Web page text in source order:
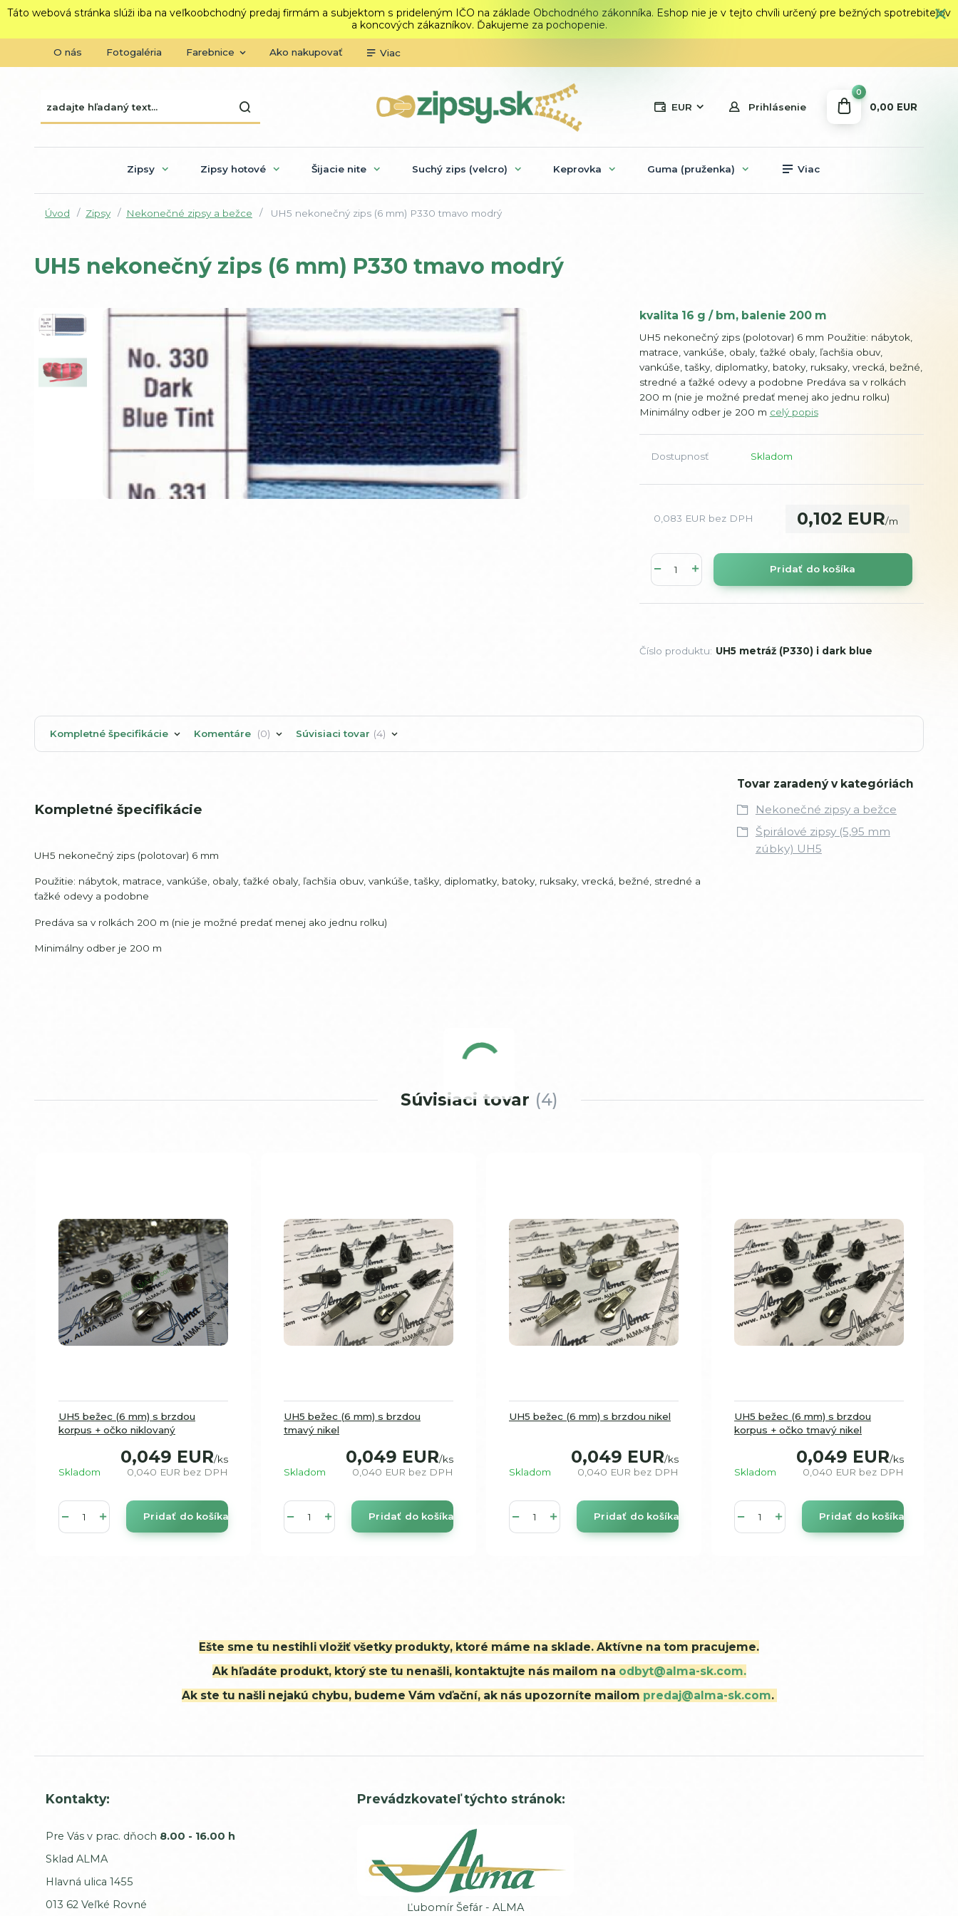
Táto webová stránka slúži iba na veľkoobchodný predaj firmám a subjektom s prideleným IČO na základe Obchodného zákonníka. Eshop nie je v tejto chvíli určený pre bežných spotrebiteľov
a koncových zákazníkov. Ďakujeme za pochopenie.
O nás Fotogaléria Farebnice Ako nakupovať Viac
EUR Prihlásenie
0
0,00 EUR
Zipsy Zipsy hotové Šijacie nite Suchý zips (velcro) Keprovka Guma (pruženka) Viac
Úvod Zipsy Nekonečné zipsy a bežce UH5 nekonečný zips (6 mm) P330 tmavo modrý
UH5 nekonečný zips (6 mm) P330 tmavo modrý
kvalita 16 g / bm, balenie 200 m
UH5 nekonečný zips (polotovar) 6 mm Použitie: nábytok,
matrace, vankúše, obaly, ťažké obaly, ľachšia obuv,
vankúše, tašky, diplomatky, batoky, ruksaky, vrecká, bežné,
stredné a ťažké odevy a podobne Predáva sa v rolkách
200 m (nie je možné predať menej ako jednu rolku)
Minimálny odber je 200 m celý popis
Dostupnosť Skladom
0,102 EUR/m
0,083 EUR bez DPH
Pridať do košíka
Číslo produktu: UH5 metráž (P330) i dark blue
Kompletné špecifikácie Komentáre 0 Súvisiaci tovar 4
Kompletné špecifikácie
UH5 nekonečný zips (polotovar) 6 mm
Použitie: nábytok, matrace, vankúše, obaly, ťažké obaly, ľachšia obuv, vankúše, tašky, diplomatky, batoky, ruksaky, vrecká, bežné, stredné a
ťažké odevy a podobne
Predáva sa v rolkách 200 m (nie je možné predať menej ako jednu rolku)
Minimálny odber je 200 m
Tovar zaradený v kategóriách
Nekonečné zipsy a bežce
Špirálové zipsy (5,95 mm
zúbky) UH5
Súvisiaci tovar 4
UH5 bežec (6 mm) s brzdou
korpus + očko niklovaný
0,049 EUR/ks
0,040 EUR bez DPH
Skladom
Pridať do košíka
UH5 bežec (6 mm) s brzdou
tmavý nikel
0,049 EUR/ks
0,040 EUR bez DPH
Skladom
Pridať do košíka
UH5 bežec (6 mm) s brzdou nikel
0,049 EUR/ks
0,040 EUR bez DPH
Skladom
Pridať do košíka
UH5 bežec (6 mm) s brzdou
korpus + očko tmavý nikel
0,049 EUR/ks
0,040 EUR bez DPH
Skladom
Pridať do košíka
Ešte sme tu nestihli vložiť všetky produkty, ktoré máme na sklade. Aktívne na tom pracujeme.
Ak hľadáte produkt, ktorý ste tu nenašli, kontaktujte nás mailom na odbyt@alma-sk.com.
Ak ste tu našli nejakú chybu, budeme Vám vďační, ak nás upozorníte mailom predaj@alma-sk.com.
Kontakty:
Pre Vás v prac. dňoch 8.00 - 16.00 h
Sklad ALMA
Hlavná ulica 1455
013 62 Veľké Rovné
Prevádzkovateľ týchto stránok:
Ľubomír Šefár - ALMA